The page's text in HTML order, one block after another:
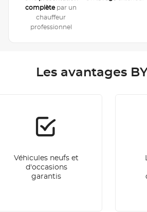
complètepar un
chauffeur
professionnel
Les avantages
Véhicules neufs et
d'occasions
garantis